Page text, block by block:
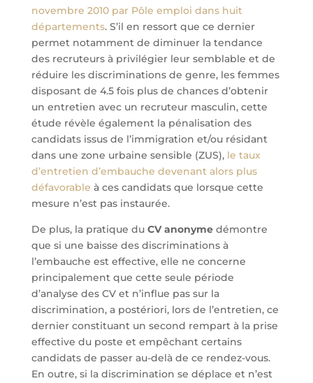
novembre 2010 par Pôle emploi dans huit
départements. S’il en ressort que ce dernier
permet notamment de diminuer la tendance
des recruteurs à privilégier leur semblable et de
réduire les discriminations de genre, les femmes
disposant de 4.5 fois plus de chances d’obtenir
un entretien avec un recruteur masculin, cette
étude révèle également la pénalisation des
candidats issus de l’immigration et/ou résidant
dans une zone urbaine sensible (ZUS), le taux
d’entretien d’embauche devenant alors plus
défavorable à ces candidats que lorsque cette
mesure n’est pas instaurée.
De plus, la pratique du CV anonymedémontre
que si une baisse des discriminations à
l’embauche est effective, elle ne concerne
principalement que cette seule période
d’analyse des CV et n’influe pas sur la
discrimination, a postériori, lors de l’entretien, ce
dernier constituant un second rempart à la prise
effective du poste et empêchant certains
candidats de passer au-delà de ce rendez-vous.
En outre, si la discrimination se déplace et n’est